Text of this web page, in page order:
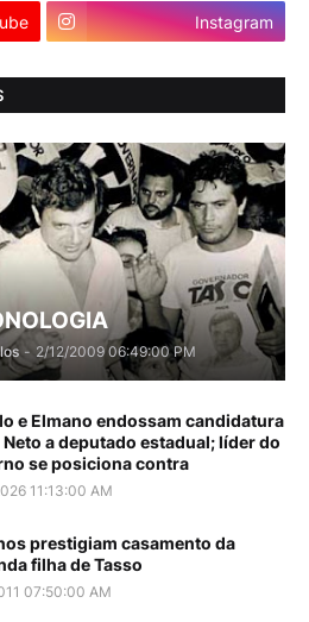
Instagram
- 2/12/2009 06:49:00 PM
e Elmano endossam candidatura
Neto a deputado estadual; líder do
se posiciona contra
11:13:00 AM
prestigiam casamento da
filha de Tasso
07:50:00 AM